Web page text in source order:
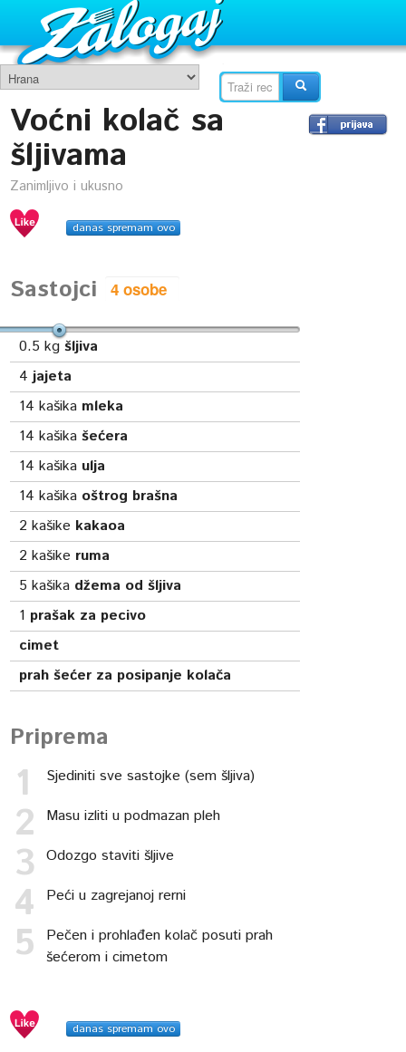
Voćni kolač sa
šljivama
Zanimljivo i ukusno
danas spremam ovo
Sastojci
0.5 kgšljiva
4 jajeta
14 kašika mleka
14 kašikašećera
14 kašika ulja
14 kašika oštrog brašna
2 kašike kakaoa
2 kašike ruma
5 kašika džema od šljiva
1 prašak za pecivo
cimet
prah šećer za posipanje kolača
Priprema
Sjediniti sve sastojke (sem šljiva)
Masu izliti u podmazan pleh
Odozgo staviti šljive
Peći u zagrejanoj rerni
Pečen i prohlađen kolač posuti prah
šećerom i cimetom
danas spremam ovo